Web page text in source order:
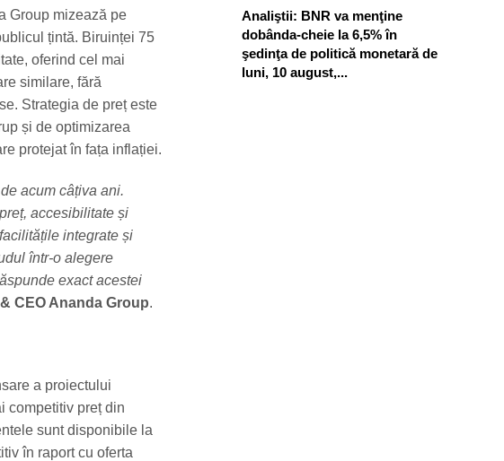
Group mizează pe
țintă. Biruinței 75
oferind cel mai
similare, fără
Strategia de preț este
și de optimizarea
protejat în fața inflației.
acum câțiva ani.
accesibilitate și
integrate și
într-o alegere
exact acestei
CEO Ananda Group.
a proiectului
competitiv preț din
sunt disponibile la
în raport cu oferta
Analiştii: BNR va menţine
dobânda-cheie la 6,5% în
şedinţa de politică monetară de
luni, 10 august,...